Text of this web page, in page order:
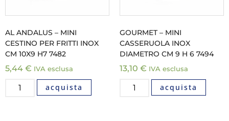
AL ANDALUS – MINI
CESTINO PER FRITTI INOX
CM 10X9 H7 7482
5,44 € IVA esclusa
acquista
GOURMET – MINI
CASSERUOLA INOX
DIAMETRO CM 9 H 6 7494
13,10 € IVA esclusa
acquista